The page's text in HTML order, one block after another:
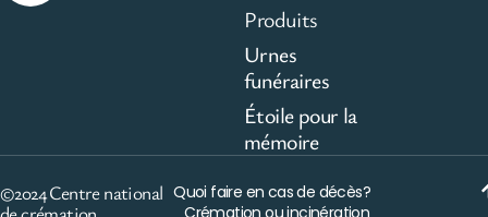
Produits
Urnes
funéraires
Étoile pour la
mémoire
©2024 Centre national Quoi faire en cas de décès?
Crémation ou incinération